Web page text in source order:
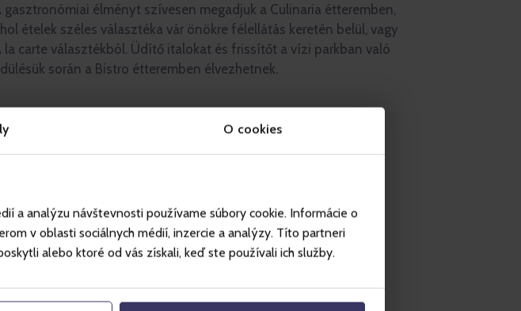
O cookies
a analýzu návštevnosti používame súbory cookie. Informácie o
v oblasti sociálnych médií, inzercie a analýzy. Títo partneri
alebo ktoré od vás získali, keď ste používali ich služby.
gasztronómiai élményt szívesen megadjuk a Culinaria étteremben,
ételek széles választéka vár önökre félellátás keretén belül, vagy
la carte választékból. Üdítő italokat és frissítőt a vízi parkban való
során a Bistro étteremben élvezhetnek.